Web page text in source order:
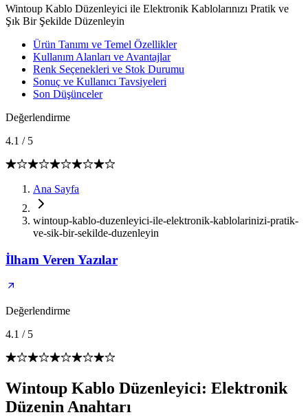
Wintoup Kablo Düzenleyici ile Elektronik Kablolarınızı Pratik ve
Şık Bir Şekilde Düzenleyin
Ürün Tanımı ve Temel Özellikler
Kullanım Alanları ve Avantajlar
Renk Seçenekleri ve Stok Durumu
Sonuç ve Kullanıcı Tavsiyeleri
Son Düşünceler
Değerlendirme
4.1 / 5
Ana Sayfa
wintoup-kablo-duzenleyici-ile-elektronik-kablolarinizi-pratik-
ve-sik-bir-sekilde-duzenleyin
İlham Veren Yazılar
Değerlendirme
4.1 / 5
Wintoup Kablo Düzenleyici: Elektronik
Düzenin Anahtarı